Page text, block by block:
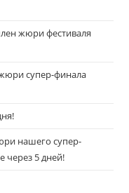
жюри фестиваля
супер-финала
нашего супер-
через 5 дней!